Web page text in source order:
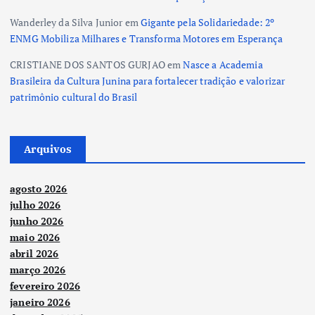
Wanderley da Silva JunioremGigante pela Solidariedade: 2º
ENMG Mobiliza Milhares e Transforma Motores em Esperança
CRISTIANE DOS SANTOS GURJAOemNasce a Academia
Brasileira da Cultura Junina para fortalecer tradição e valorizar
patrimônio cultural do Brasil
Arquivos
agosto 2026
julho 2026
junho 2026
maio 2026
abril 2026
março 2026
fevereiro 2026
janeiro 2026